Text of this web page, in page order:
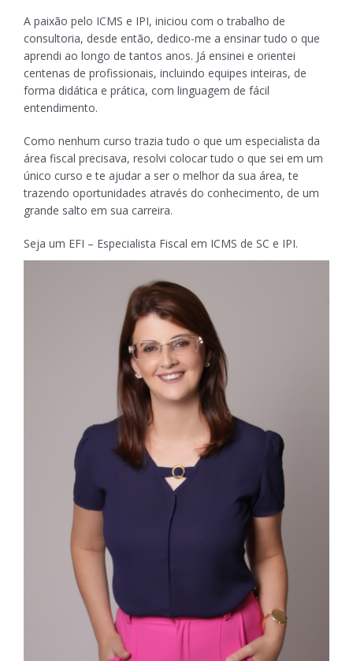
A paixão pelo ICMS e IPI, iniciou com o trabalho de
consultoria, desde então, dedico-me a ensinar tudo o que
aprendi ao longo de tantos anos. Já ensinei e orientei
centenas de profissionais, incluindo equipes inteiras, de
forma didática e prática, com linguagem de fácil
entendimento.
Como nenhum curso trazia tudo o que um especialista da
área fiscal precisava, resolvi colocar tudo o que sei em um
único curso e te ajudar a ser o melhor da sua área, te
trazendo oportunidades através do conhecimento, de um
grande salto em sua carreira.
Seja um EFI – Especialista Fiscal em ICMS de SC e IPI.